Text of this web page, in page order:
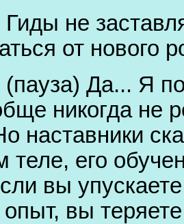
Гиды не
от нового
(пауза) Да... Я
никогда не
наставники
теле, его
вы
вы